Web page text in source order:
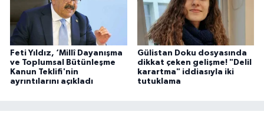
Feti Yıldız, ‘Millî Dayanışma
ve Toplumsal Bütünleşme
Kanun Teklifi'nin
ayrıntılarını açıkladı
Gülistan Doku dosyasında
dikkat çeken gelişme! "Delil
karartma" iddiasıyla iki
tutuklama